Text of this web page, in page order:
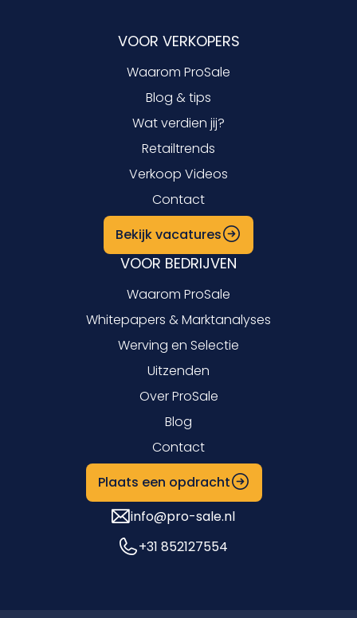
VOOR VERKOPERS
Waarom ProSale
Blog & tips
Wat verdien jij?
Retailtrends
Verkoop Videos
Contact
Bekijk vacatures
VOOR BEDRIJVEN
Waarom ProSale
Whitepapers & Marktanalyses
Werving en Selectie
Uitzenden
Over ProSale
Blog
Contact
Plaats een opdracht
info@pro-sale.nl
+31 852127554